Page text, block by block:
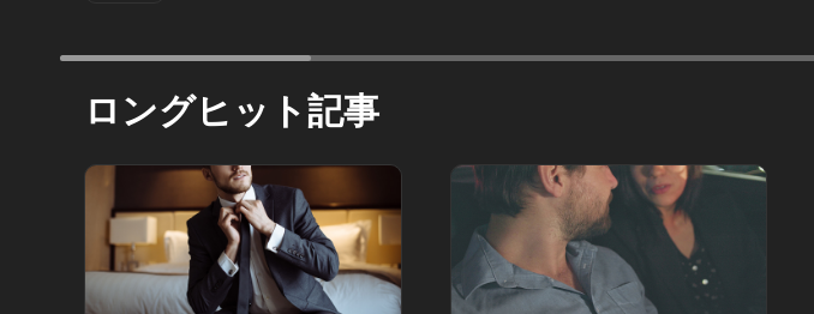
ロングヒット記事